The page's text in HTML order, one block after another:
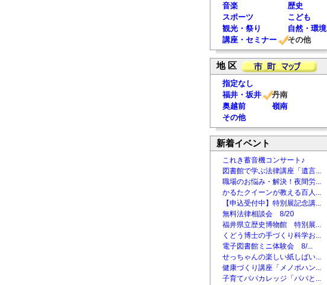
音楽
歴史
スポーツ
こども
観光・祭り
自然・環境
講座・セミナー
その他
地 区
指定なし
福井・坂井
丹南
奥越前
嶺南
その他
新着イベント
これき蓄音機コンサート♪
図書館で学ぶ法律講座「遺言...
職場のお悩み・解決！夜間労...
かるたクイーンが教える百人...
【申込受付中】特別展記念講...
無料法律相談会 8/20
福井県立歴史博物館 特別展...
くどう博士の手づくり科学お...
電子図書館ミニ体験会 8/...
せっちゃんの楽しい紙しばい...
健康づくり講座「メノポハン...
子育てパパカレッジ「パパと...